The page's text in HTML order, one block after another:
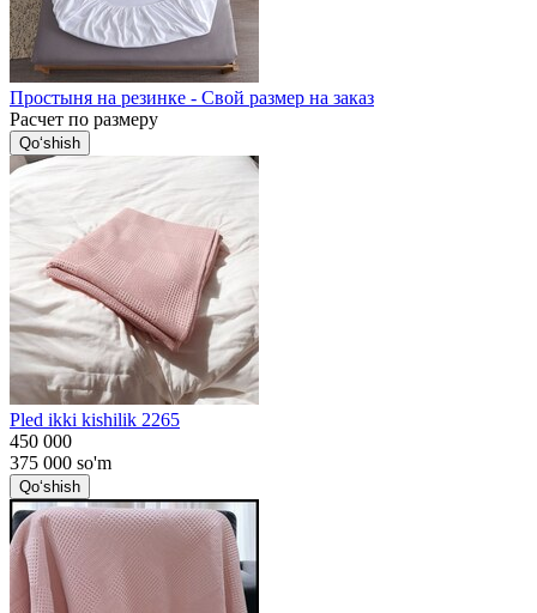
Простыня на резинке - Свой размер на заказ
Расчет по размеру
Qo‘shish
Pled ikki kishilik 2265
450 000
375 000 so'm
Qo‘shish